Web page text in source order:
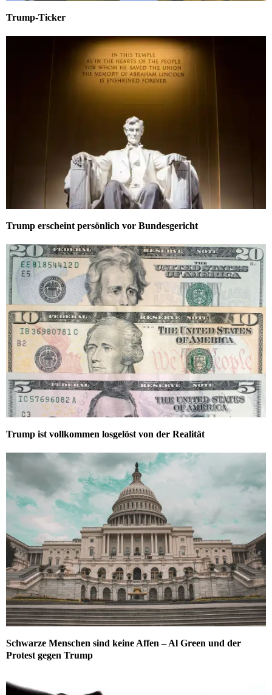
Trump-Ticker
Trump erscheint persönlich vor Bundesgericht
Trump ist vollkommen losgelöst von der Realität
Schwarze Menschen sind keine Affen – Al Green und der
Protest gegen Trump